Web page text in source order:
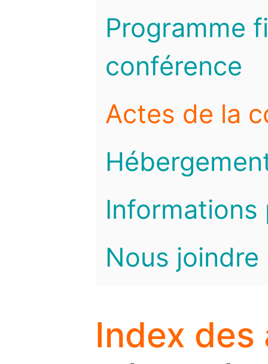
Programme
conférence
Actes de la
Informations
Nous joindre
Index